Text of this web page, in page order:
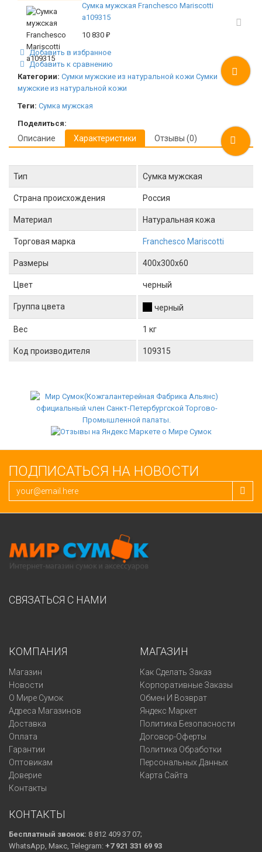
Сумка мужская Franchesco Mariscotti
а109315
10 830 ₽
Добавить в избранное
Добавить к сравнению
Категории: Сумки мужские из натуральной кожи Сумки
мужские из натуральной кожи
Теги: Сумка мужская
Поделиться:
Описание Характеристики Отзывы (0)
Тип Сумка мужская
Страна происхождения Россия
Материал Натуральная кожа
Торговая марка Franchesco Mariscotti
Размеры 400x300x60
Цвет черный
Группа цвета черный
Вес 1 кг
Код производителя 109315
ПОДПИСАТЬСЯ НА НОВОСТИ
СВЯЗАТЬСЯ С НАМИ
КОМПАНИЯ
Магазин
Новости
О Мире Сумок
Адреса Магазинов
Доставка
Оплата
Гарантии
Оптовикам
Доверие
Контакты
МАГАЗИН
Как Сделать Заказ
Корпоративные Заказы
Обмен И Возврат
Яндекс Маркет
Политика Безопасности
Договор-Оферты
Политика Обработки
Персональных Данных
Карта Сайта
КОНТАКТЫ
Бесплатный звонок: 8 812 409 37 07;
WhatsApp, Макс, Telegram: +7 921 331 69 93